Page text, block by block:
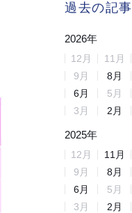
過去の記事
2026年
12 月 11 月
9 月 8 月
6月 5 月
3 月 2 月
2025年
12 月 11 月
9 月 8 月
6月 5 月
3 月 2 月